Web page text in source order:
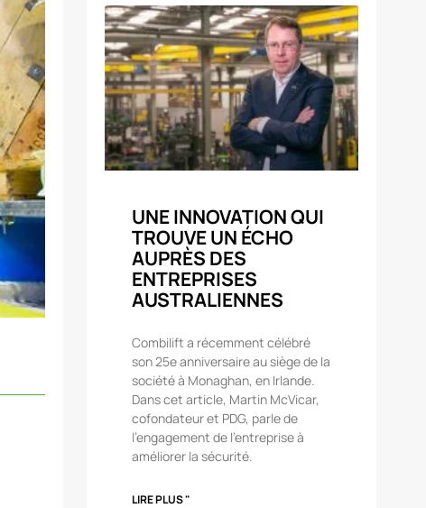
UNE INNOVATION QUI
TROUVE UN ÉCHO
AUPRÈS DES
ENTREPRISES
AUSTRALIENNES
Combilift a récemment célébré
son 25e anniversaire au siège de la
société à Monaghan, en Irlande.
Dans cet article, Martin McVicar,
cofondateur et PDG, parle de
l'engagement de l'entreprise à
améliorer la sécurité.
LIRE PLUS "